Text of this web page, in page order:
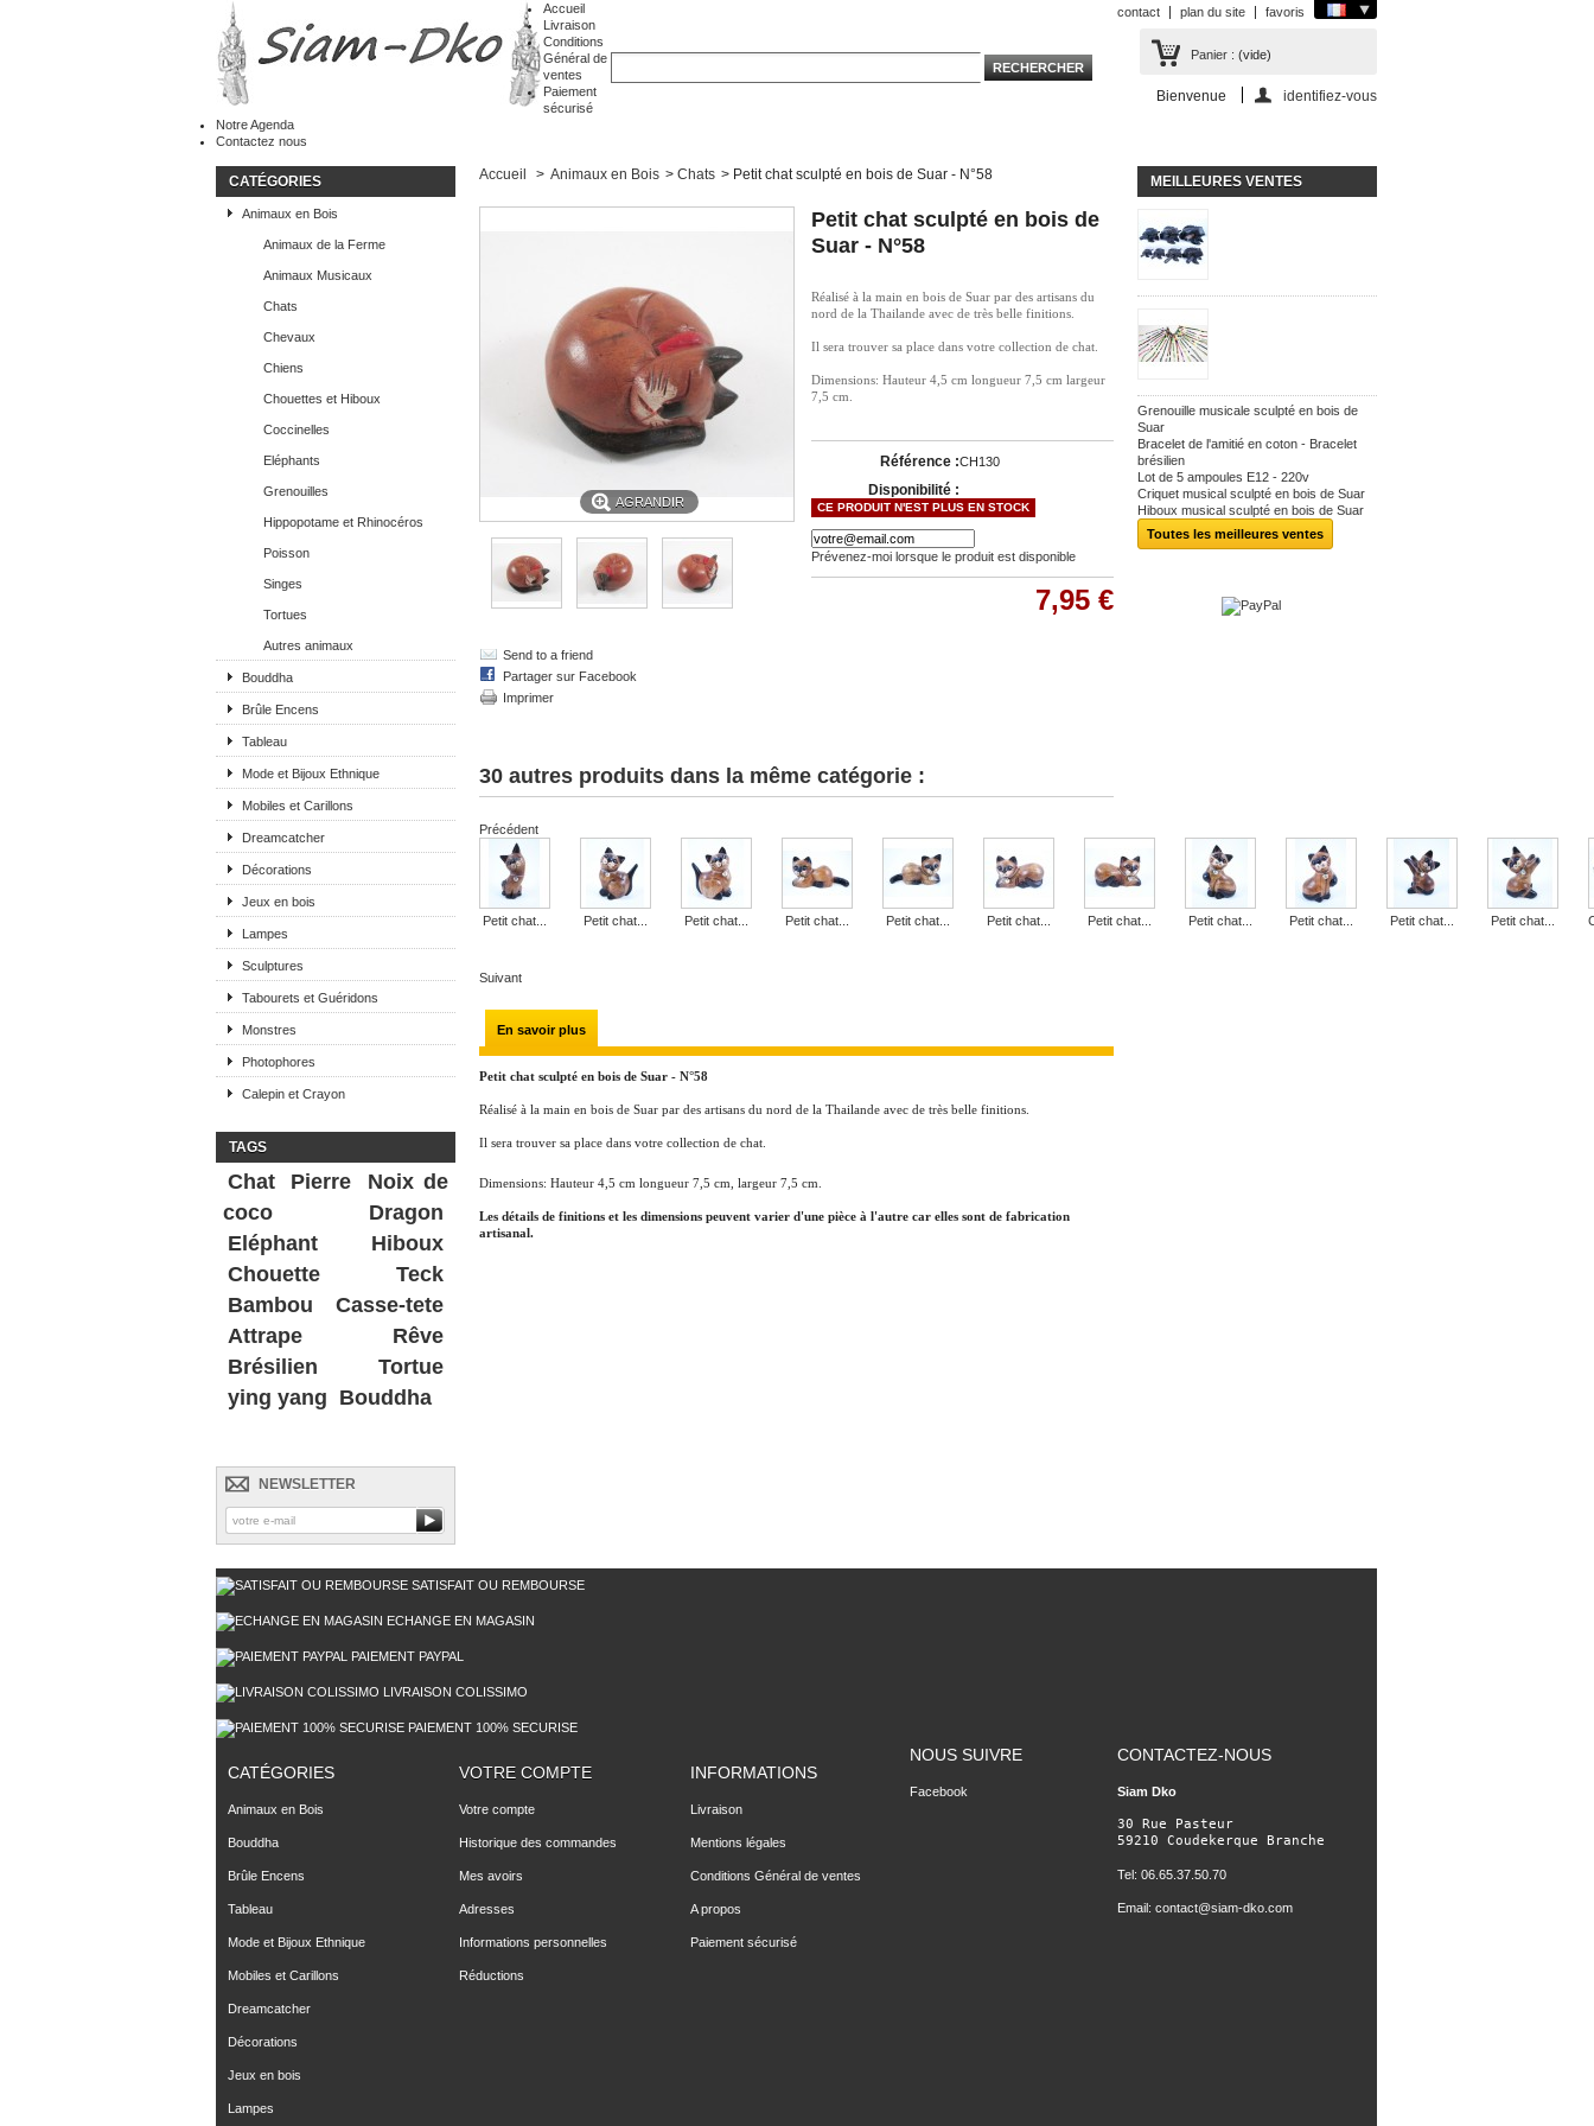
contact plan du site favoris
Panier : (vide)
Bienvenue identifiez-vous
Accueil
Livraison
Conditions
Général de
ventes
Paiement
sécurisé
Notre Agenda
Contactez nous
CATÉGORIES
Animaux en Bois
Animaux de la Ferme
Animaux Musicaux
Chats
Chevaux
Chiens
Chouettes et Hiboux
Coccinelles
Eléphants
Grenouilles
Hippopotame et Rhinocéros
Poisson
Singes
Tortues
Autres animaux
Bouddha
Brûle Encens
Tableau
Mode et Bijoux Ethnique
Mobiles et Carillons
Dreamcatcher
Décorations
Jeux en bois
Lampes
Sculptures
Tabourets et Guéridons
Monstres
Photophores
Calepin et Crayon
TAGS
Chat Pierre
Noix de
coco
Dragon
Eléphant
Hiboux
Chouette
Teck
Bambou
Casse-tete
Attrape Rêve
Brésilien
Tortue
ying yang Bouddha
NEWSLETTER
Accueil > Animaux en Bois > Chats > Petit chat sculpté en bois de Suar - N°58
AGRANDIR
Send to a friend
Partager sur Facebook
Imprimer
Petit chat sculpté en bois de
Suar - N°58
Réalisé à la main en bois de Suar par des artisans du
nord de la Thailande avec de très belle finitions.
Il sera trouver sa place dans votre collection de chat.
Dimensions: Hauteur 4,5 cm longueur 7,5 cm largeur
7,5 cm.
Référence :CH130
Disponibilité :
CE PRODUIT N'EST PLUS EN STOCK
Prévenez-moi lorsque le produit est disponible
7,95 €
30 autres produits dans la même catégorie :
Précédent
Petit chat... Petit chat... Petit chat... Petit chat... Petit chat... Petit chat... Petit chat... Petit chat... Petit chat... Petit chat... Petit chat...
Suivant
En savoir plus
Petit chat sculpté en bois de Suar - N°58
Réalisé à la main en bois de Suar par des artisans du nord de la Thailande avec de très belle finitions.
Il sera trouver sa place dans votre collection de chat.
Dimensions: Hauteur 4,5 cm longueur 7,5 cm, largeur 7,5 cm.
Les détails de finitions et les dimensions peuvent varier d'une pièce à l'autre car elles sont de fabrication
artisanal.
MEILLEURES VENTES
Grenouille musicale sculpté en bois de
Suar
Bracelet de l'amitié en coton - Bracelet
brésilien
Lot de 5 ampoules E12 - 220v
Criquet musical sculpté en bois de Suar
Hiboux musical sculpté en bois de Suar
Toutes les meilleures ventes
SATISFAIT OU REMBOURSE
ECHANGE EN MAGASIN
PAIEMENT PAYPAL
LIVRAISON COLISSIMO
PAIEMENT 100% SECURISE
CATÉGORIES
Animaux en Bois
Bouddha
Brûle Encens
Tableau
Mode et Bijoux Ethnique
Mobiles et Carillons
Dreamcatcher
Décorations
Jeux en bois
Lampes
VOTRE COMPTE
Votre compte
Historique des commandes
Mes avoirs
Adresses
Informations personnelles
Réductions
INFORMATIONS
Livraison
Mentions légales
Conditions Général de ventes
A propos
Paiement sécurisé
NOUS SUIVRE
Facebook
CONTACTEZ-NOUS
Siam Dko
30 Rue Pasteur
59210 Coudekerque Branche
Tel: 06.65.37.50.70
Email: contact@siam-dko.com